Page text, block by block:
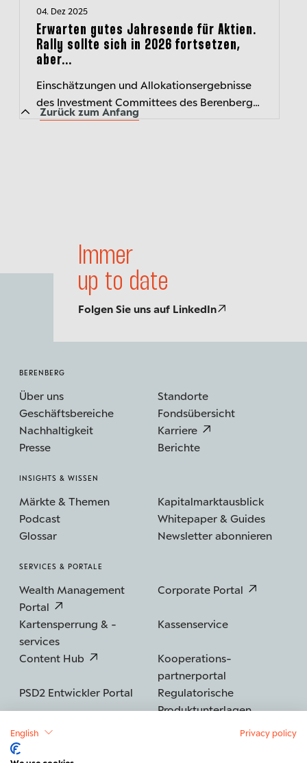
04. Dez 2025
Erwarten gutes Jahresende für Aktien.
Rally sollte sich in 2026 fortsetzen,
aber...
Einschätzungen und Allokationsergebnisse
des Investment Committees des Berenberg
Wealth and Asset Management kompakt
Immer
up to date
Folgen Sie uns auf LinkedIn
Zurück zum Anfang
BERENBERG
Über uns
Standorte
Geschäftsbereiche
Fondsübersicht
Nachhaltigkeit
Karriere
Presse
Berichte
INSIGHTS & WISSEN
Märkte & Themen
Kapitalmarktausblick
Podcast
Whitepaper & Guides
Glossar
Newsletter abonnieren
SERVICES & PORTALE
Wealth Management
Portal
Corporate Portal
Kartensperrung & -
services
Kassenservice
Content Hub
Kooperations­
partnerportal
PSD2 Entwickler Portal
Regulatorische
Produktunterlagen
English Privacy policy